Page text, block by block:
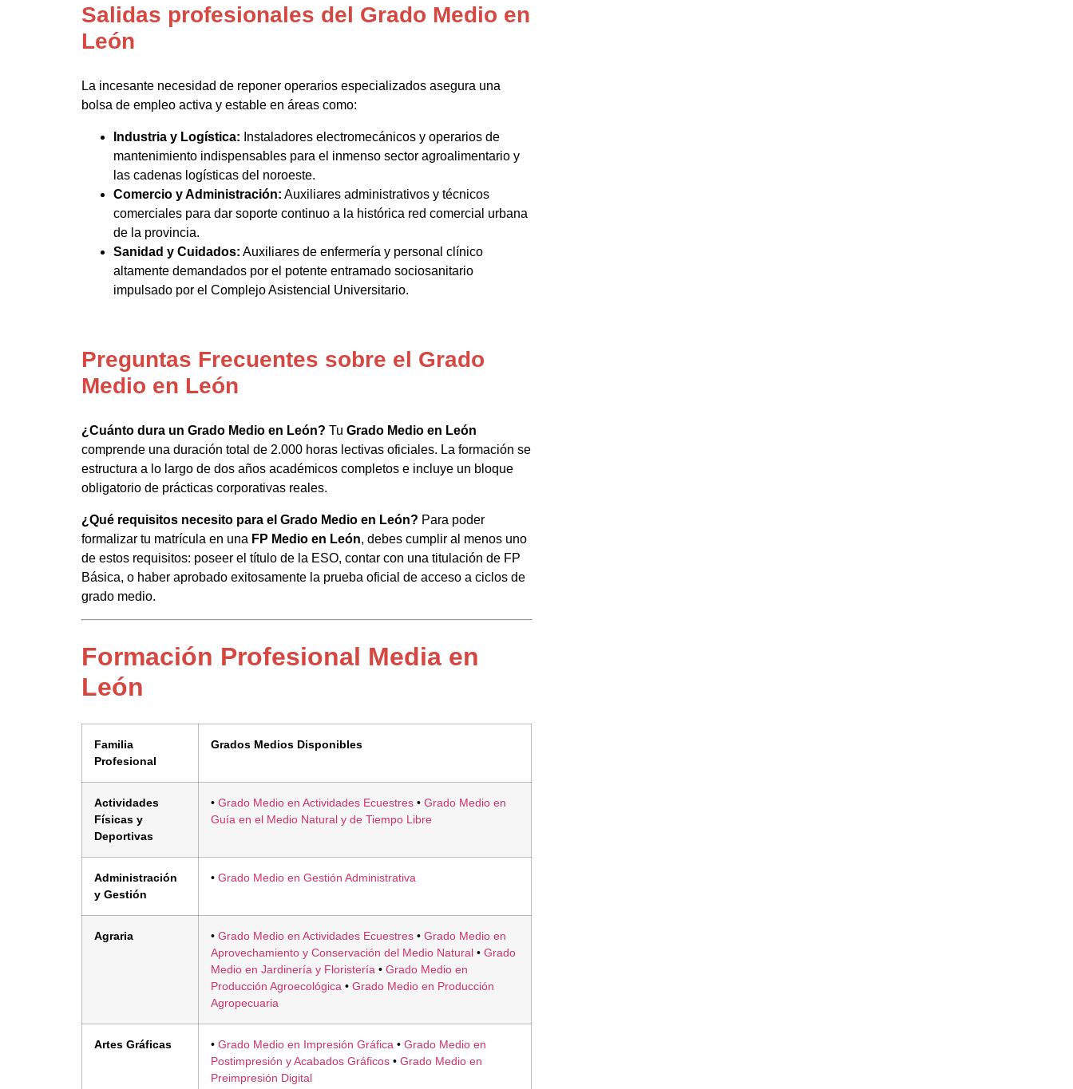
Salidas profesionales del Grado Medio en
León
La incesante necesidad de reponer operarios especializados asegura una
bolsa de empleo activa y estable en áreas como:
Industria y Logística: Instaladores electromecánicos y operarios de
mantenimiento indispensables para el inmenso sector agroalimentario y
las cadenas logísticas del noroeste.
Comercio y Administración: Auxiliares administrativos y técnicos
comerciales para dar soporte continuo a la histórica red comercial urbana
de la provincia.
Sanidad y Cuidados: Auxiliares de enfermería y personal clínico
altamente demandados por el potente entramado sociosanitario
impulsado por el Complejo Asistencial Universitario.
Preguntas Frecuentes sobre el Grado
Medio en León
¿Cuánto dura un Grado Medio en León? Tu Grado Medio en León
comprende una duración total de 2.000 horas lectivas oficiales. La formación se
estructura a lo largo de dos años académicos completos e incluye un bloque
obligatorio de prácticas corporativas reales.
¿Qué requisitos necesito para el Grado Medio en León? Para poder
formalizar tu matrícula en una FP Medio en León, debes cumplir al menos uno
de estos requisitos: poseer el título de la ESO, contar con una titulación de FP
Básica, o haber aprobado exitosamente la prueba oficial de acceso a ciclos de
grado medio.
Formación Profesional Media en
León
Familia
Profesional
Grados Medios Disponibles
Actividades
Físicas y
Deportivas
• Grado Medio en Actividades Ecuestres • Grado Medio en
Guía en el Medio Natural y de Tiempo Libre
Administración
y Gestión
• Grado Medio en Gestión Administrativa
Agraria • Grado Medio en Actividades Ecuestres • Grado Medio en
Aprovechamiento y Conservación del Medio Natural • Grado
Medio en Jardinería y Floristería • Grado Medio en
Producción Agroecológica • Grado Medio en Producción
Agropecuaria
Artes Gráficas • Grado Medio en Impresión Gráfica • Grado Medio en
Postimpresión y Acabados Gráficos • Grado Medio en
Preimpresión Digital